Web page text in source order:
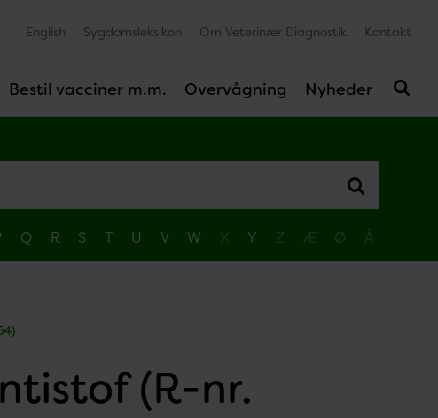
Bestil vacciner m.m. Overvågning Nyheder
English Sygdomsleksikon Om Veterinær Diagnostik Kontakt
Q R S T U V W X Y Z Æ Ø Å
(R-nr.